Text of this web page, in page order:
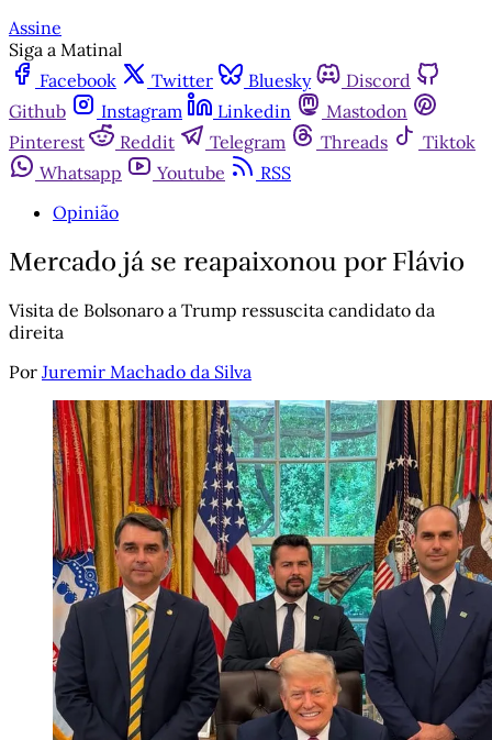
Assine
Siga a Matinal
Facebook
Twitter Bluesky
Discord
Github
Instagram Linkedin
Mastodon
Pinterest
Reddit Telegram Threads
Tiktok
Whatsapp
Youtube
RSS
Opinião
Mercado já se reapaixonou por Flávio
Visita de Bolsonaro a Trump ressuscita candidato da
direita
Por Juremir Machado da Silva